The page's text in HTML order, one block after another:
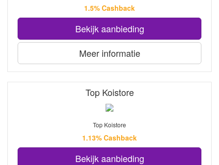
1.5% Cashback
Bekijk aanbieding
Meer informatie
Top Koistore
Top Koistore
1.13% Cashback
Bekijk aanbieding